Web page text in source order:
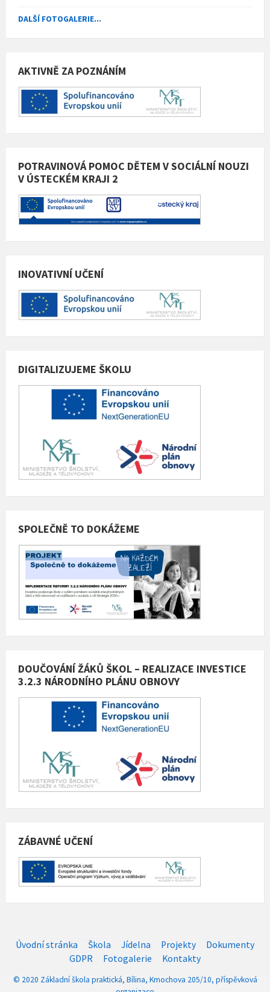
DALŠÍ FOTOGALERIE...
AKTIVNĚ ZA POZNÁNÍM
POTRAVINOVÁ POMOC DĚTEM V SOCIÁLNÍ NOUZI
V ÚSTECKÉM KRAJI 2
INOVATIVNÍ UČENÍ
DIGITALIZUJEME ŠKOLU
SPOLEČNĚ TO DOKÁŽEME
DOUČOVÁNÍ ŽÁKŮ ŠKOL – REALIZACE INVESTICE
3.2.3 NÁRODNÍHO PLÁNU OBNOVY
ZÁBAVNÉ UČENÍ
Úvodní stránka Škola Jídelna Projekty
Dokumenty
GDPR
Fotogalerie Kontakty
© 2020 Základní škola praktická, Bílina, Kmochova 205/10, příspěvková